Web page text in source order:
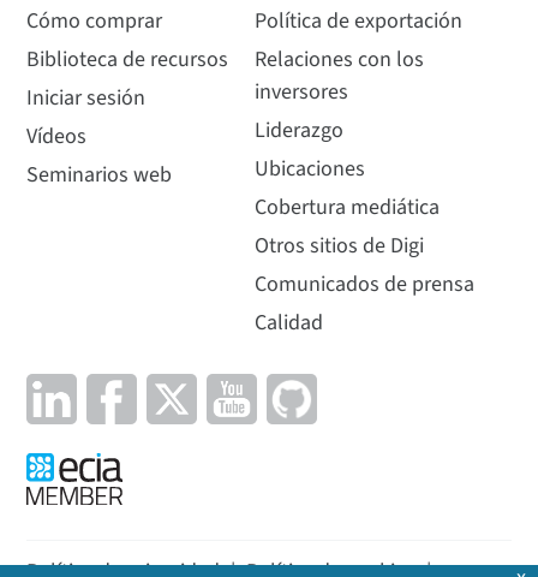
Cómo comprar
Biblioteca de recursos
Iniciar sesión
Vídeos
Seminarios web
Política de exportación
Relaciones con los
inversores
Liderazgo
Ubicaciones
Cobertura mediática
Otros sitios de Digi
Comunicados de prensa
Calidad